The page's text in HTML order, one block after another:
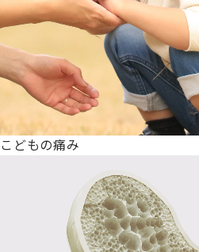
こどもの痛み